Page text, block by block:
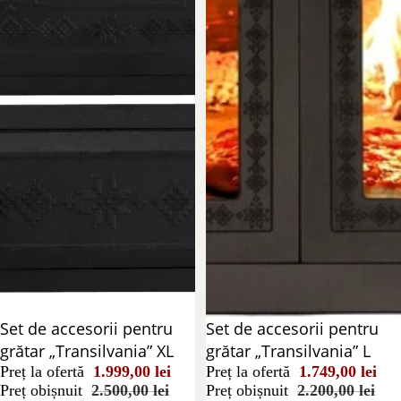
Reducere 20%
Set de accesorii pentru
grătar „Transilvania” XL
Preț la ofertă 1.999,00 lei
Preț obișnuit 2.500,00 lei
Reducere 21%
Set de accesorii pentru
grătar „Transilvania” L
Preț la ofertă 1.749,00 lei
Preț obișnuit 2.200,00 lei